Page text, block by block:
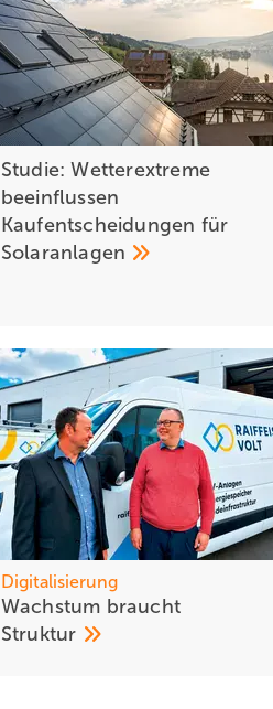
Studie: Wetterextreme
beeinflussen
Kaufentscheidungen für
Solaranlagen
Digitalisierung
Wachstum braucht
Struktur